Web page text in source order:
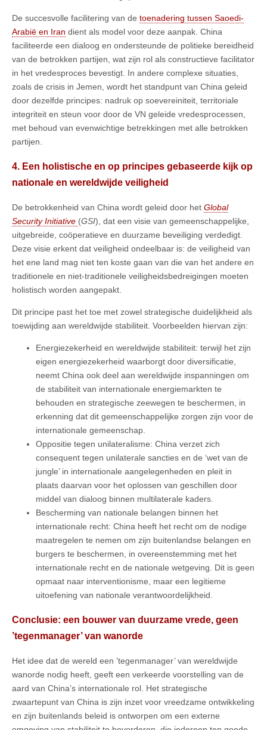
De succesvolle facilitering van de toenadering tussen Saoedi-
Arabië en Iran dient als model voor deze aanpak. China
faciliteerde een dialoog en ondersteunde de politieke bereidheid
van de betrokken partijen, wat zijn rol als constructieve facilitator
in het vredesproces bevestigt. In andere complexe situaties,
zoals de crisis in Jemen, wordt het standpunt van China geleid
door dezelfde principes: nadruk op soevereiniteit, territoriale
integriteit en steun voor door de VN geleide vredesprocessen,
met behoud van evenwichtige betrekkingen met alle betrokken
partijen.
4. Een holistische en op principes gebaseerde kijk op
nationale en wereldwijde veiligheid
De betrokkenheid van China wordt geleid door het Global
Security Initiative (GSI), dat een visie van gemeenschappelijke,
uitgebreide, coöperatieve en duurzame beveiliging verdedigt.
Deze visie erkent dat veiligheid ondeelbaar is: de veiligheid van
het ene land mag niet ten koste gaan van die van het andere en
traditionele en niet-traditionele veiligheidsbedreigingen moeten
holistisch worden aangepakt.
Dit principe past het toe met zowel strategische duidelijkheid als
toewijding aan wereldwijde stabiliteit. Voorbeelden hiervan zijn:
Energiezekerheid en wereldwijde stabiliteit: terwijl het zijn
eigen energiezekerheid waarborgt door diversificatie,
neemt China ook deel aan wereldwijde inspanningen om
de stabiliteit van internationale energiemarkten te
behouden en strategische zeewegen te beschermen, in
erkenning dat dit gemeenschappelijke zorgen zijn voor de
internationale gemeenschap.
Oppositie tegen unilateralisme: China verzet zich
consequent tegen unilaterale sancties en de ‘wet van de
jungle’ in internationale aangelegenheden en pleit in
plaats daarvan voor het oplossen van geschillen door
middel van dialoog binnen multilaterale kaders.
Bescherming van nationale belangen binnen het
internationale recht: China heeft het recht om de nodige
maatregelen te nemen om zijn buitenlandse belangen en
burgers te beschermen, in overeenstemming met het
internationale recht en de nationale wetgeving. Dit is geen
opmaat naar interventionisme, maar een legitieme
uitoefening van nationale verantwoordelijkheid.
Conclusie: een bouwer van duurzame vrede, geen
’tegenmanager’ van wanorde
Het idee dat de wereld een ’tegenmanager’ van wereldwijde
wanorde nodig heeft, geeft een verkeerde voorstelling van de
aard van China’s internationale rol. Het strategische
zwaartepunt van China is zijn inzet voor vreedzame ontwikkeling
en zijn buitenlands beleid is ontworpen om een externe